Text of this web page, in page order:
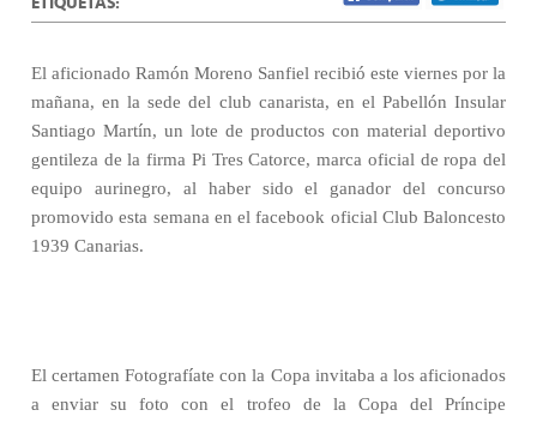
El aficionado Ramón Moreno Sanfiel recibió este viernes por la
mañana, en la sede del club canarista, en el Pabellón Insular
Santiago Martín, un lote de productos con material deportivo
gentileza de la firma Pi Tres Catorce, marca oficial de ropa del
equipo aurinegro, al haber sido el ganador del concurso
promovido esta semana en el facebook oficial Club Baloncesto
1939 Canarias.
El certamen Fotografíate con la Copa invitaba a los aficionados
a enviar su foto con el trofeo de la Copa del Príncipe